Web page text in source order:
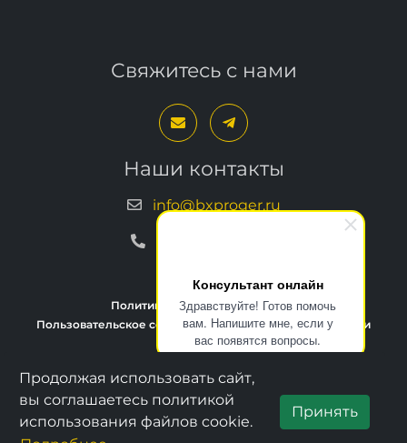
Консультант онлайн
Здравствуйте! Готов помочь
вам. Напишите мне, если у
вас появятся вопросы.
Свяжитесь с нами
Наши контакты
info@bxproger.ru
Политика конфиденциальности
Пользовательское соглашение
Условия техподдержки
Copyright © 2013–2026, BXPROGER
Продолжая использовать сайт,
вы соглашаетесь политикой
использования файлов cookie.
Принять